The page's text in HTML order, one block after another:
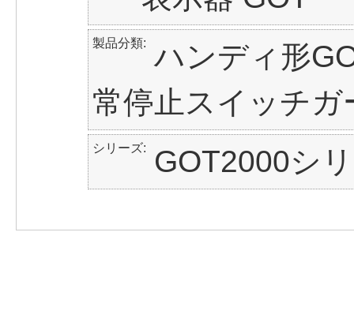
製品分類
ハンディ形
常停止スイッチガ
シリーズ GOT2000シ